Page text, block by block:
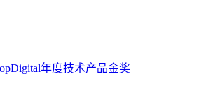
年度技术产品金奖